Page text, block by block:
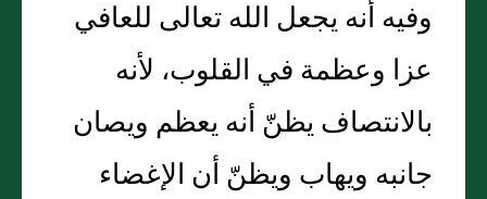
وفيه أنه يجعل الله تعالى للعافي
عزا وعظمة في القلوب، لأنه
بالانتصاف يظنّ أنه يعظم ويصان
جانبه ويهاب ويظنّ أن الإغضاء